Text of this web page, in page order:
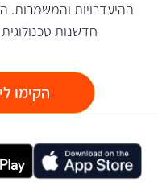
ההיעדרויות והמשמרות.
חדשנות
הקימו